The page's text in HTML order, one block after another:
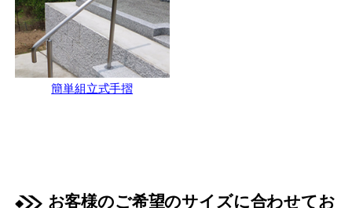
簡単組立式手摺
お客様のご希望のサイズに合わせてお